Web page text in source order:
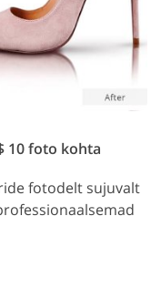
10 foto kohta
fotodelt sujuvalt